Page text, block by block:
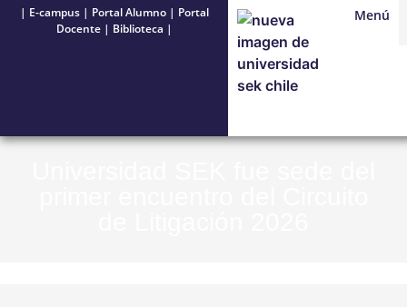
| E-campus| Portal Alumno| Portal
Docente| Biblioteca |
Menú